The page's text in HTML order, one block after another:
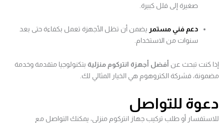
صغيرة إلى فلل كبيرة.
دعم فني مستمر يضمن أن تظل الأجهزة تعمل بكفاءة حتى بعد
سنوات من الاستخدام.
إذا كنت تبحث عن أفضل أجهزة انتركوم منزلية بتكنولوجيا متقدمة وخدمة
مضمونة، فشركة الكتروهوم هي الخيار المثالي لك.
دعوة للتواصل
للاستفسار أو طلب تركيب جهاز انتركوم منزلي، يمكنك التواصل مع